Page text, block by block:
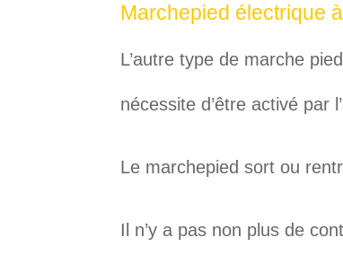
Marchepied électrique
L’autre type de marche
nécessite d’être activé par
Le marchepied sort ou
Il n’y a pas non plus de